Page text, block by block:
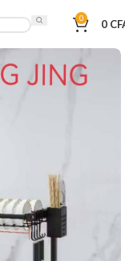
0 0